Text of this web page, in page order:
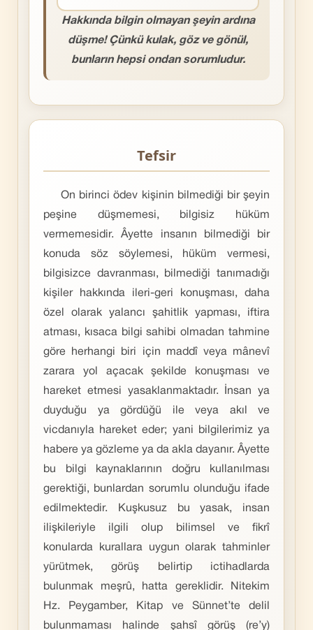
Hakkında bilgin olmayan şeyin ardına
düşme! Çünkü kulak, göz ve gönül,
bunların hepsi ondan sorumludur.
Tefsir
On birinci ödev kişinin bilmediği bir şeyin
peşine düşmemesi, bilgisiz hüküm
vermemesidir. Âyette insanın bilmediği bir
konuda söz söylemesi, hüküm vermesi,
bilgisizce davranması, bilmediği tanımadığı
kişiler hakkında ileri-geri konuşması, daha
özel olarak yalancı şahitlik yapması, iftira
atması, kısaca bilgi sahibi olmadan tahmine
göre herhangi biri için maddî veya mânevî
zarara yol açacak şekilde konuşması ve
hareket etmesi yasaklanmaktadır. İnsan ya
duyduğu ya gördüğü ile veya akıl ve
vicdanıyla hareket eder; yani bilgilerimiz ya
habere ya gözleme ya da akla dayanır. Âyette
bu bilgi kaynaklarının doğru kullanılması
gerektiği, bunlardan sorumlu olunduğu ifade
edilmektedir. Kuşkusuz bu yasak, insan
ilişkileriyle ilgili olup bilimsel ve fikrî
konularda kurallara uygun olarak tahminler
yürütmek, görüş belirtip ictihadlarda
bulunmak meşrû, hatta gereklidir. Nitekim
Hz. Peygamber, Kitap ve Sünnet’te delil
bulunmaması halinde şahsî görüş (re’y)